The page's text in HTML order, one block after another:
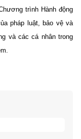
trình Hành động
pháp luật, bảo vệ và
và các cá nhân trong